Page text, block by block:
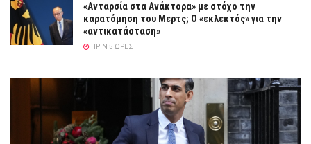
«Ανταρσία στα Ανάκτορα» με στόχο την
καρατόμηση του Μερτς; Ο «εκλεκτός» για την
«αντικατάσταση»
ΠΡΙΝ 5 ΏΡΕΣ